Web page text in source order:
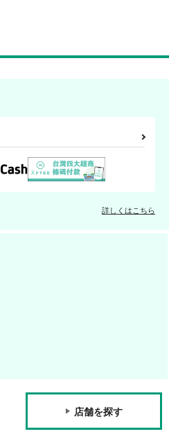
詳しくはこちら
店舗を探す